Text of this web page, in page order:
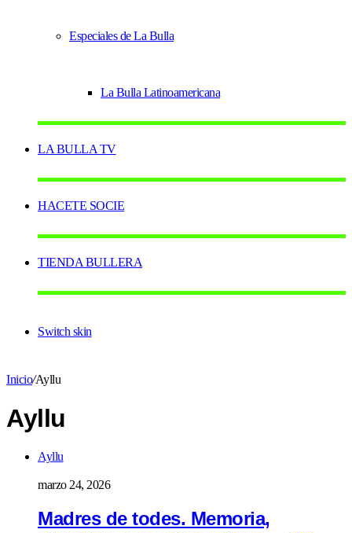
Especiales de La Bulla
La Bulla Latinoamericana
LA BULLA TV
HACETE SOCIE
TIENDA BULLERA
Switch skin
Inicio/Ayllu
Ayllu
Ayllu
marzo 24, 2026
Madres de todes. Memoria,